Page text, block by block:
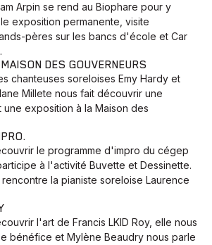
Arpin se rend au Biophare pour y
exposition permanente, visite
pères sur les bancs d'école et Car
DES GOUVERNEURS
chanteuses soreloises Emy Hardy et
Millete nous fait découvrir une
exposition à la Maison des
le programme d'impro du cégep
à l'activité Buvette et Dessinette.
la pianiste soreloise Laurence
l'art de Francis LKID Roy, elle nous
bénéfice et Mylène Beaudry nous parle